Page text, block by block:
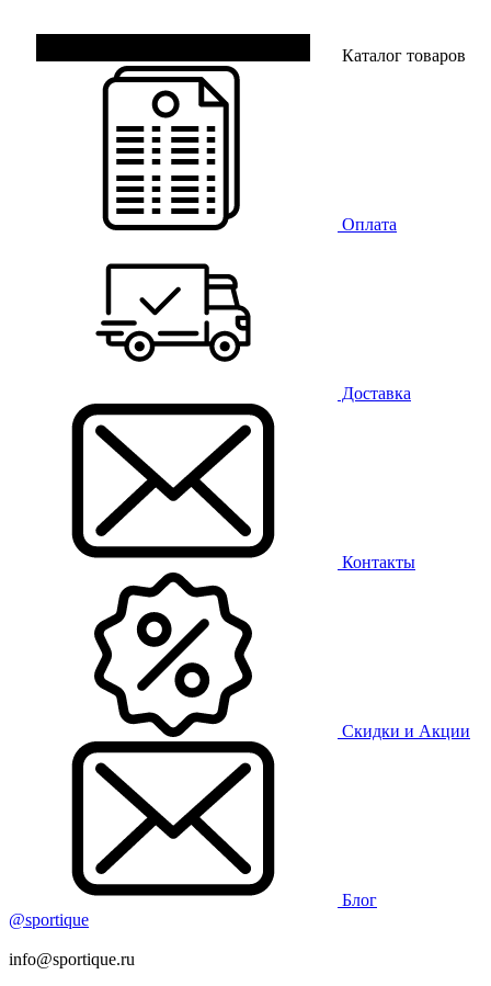
Каталог товаров
Оплата
Доставка
Контакты
Скидки и Акции
Блог
@sportique
info@sportique.ru